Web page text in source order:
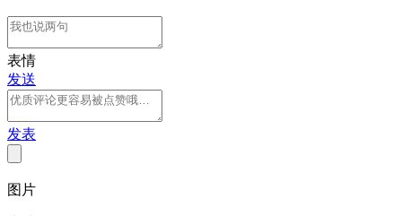
表情
发送
发表
图片